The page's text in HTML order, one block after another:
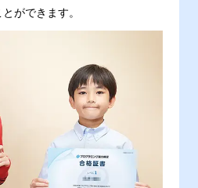
ができます。